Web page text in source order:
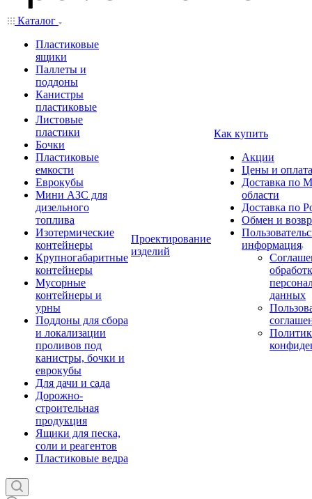
Каталог
Пластиковые
ящики
Паллеты и
поддоны
Канистры
пластиковые
Листовые
пластики
Бочки
Пластиковые
емкости
Еврокубы
Мини АЗС для
дизельного
топлива
Изотермические
контейнеры
Крупногабаритные
контейнеры
Мусорные
контейнеры и
урны
Поддоны для сбора
и локализации
проливов под
канистры, бочки и
еврокубы
Для дачи и сада
Дорожно-
строительная
продукция
Ящики для песка,
соли и реагентов
Пластиковые ведра
Проектирование
изделий
Как купить
Акции
Цены и оплата
Доставка по
области
Доставка по
Обмен и
информация
данных